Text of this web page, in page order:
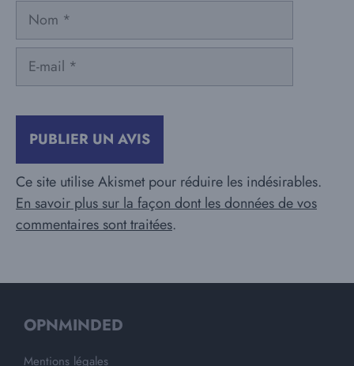
Nom
mail
Ce site utilise Akismet pour réduire les indésirables.
En savoir plus sur la façon dont les données de vos
commentaires sont traitées.
OPNMINDED
Mentions légales